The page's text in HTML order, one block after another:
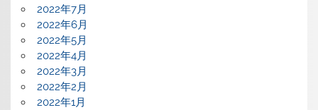
2022年7月
2022年6月
2022年5月
2022年4月
2022年3月
2022年2月
2022年1月